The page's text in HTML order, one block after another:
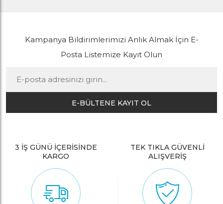
Kampanya Bildirimlerimizi Anlık Almak İçin E-
Posta Listemize Kayıt Olun
E-BÜLTENE KAYIT OL
3 İŞ GÜNÜ İÇERİSİNDE
KARGO
TEK TIKLA GÜVENLİ
ALIŞVERİŞ